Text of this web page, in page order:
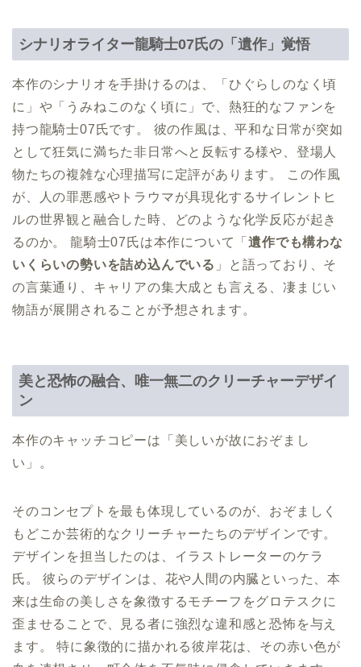
シナリオライター龍騎士07氏の「遺作」覚悟
本作のシナリオを手掛けるのは、「ひぐらしのなく頃
に」や「うみねこのなく頃に」で、熱狂的なファンを
持つ龍騎士07氏です。 彼の作風は、平和な日常が突如
として狂気に満ちた非日常へと反転する様や、登場人
物たちの複雑な心理描写に定評があります。 この作風
が、人の罪悪感やトラウマが具現化するサイレントヒ
ルの世界観と融合した時、どのような化学反応が起き
るのか。 龍騎士07氏は本作について「遺作でも構わな
いくらいの勢いを詰め込んでいる 」と語っており、そ
の言葉通り、キャリアの集大成とも言える、凄まじい
物語が展開されることが予想されます。
美と恐怖の融合、唯一無二のクリーチャーデザイ
ン
本作のキャッチコピーは「美しいが故におぞまし
い」。
そのコンセプトを最も体現しているのが、おぞましく
もどこか芸術的なクリーチャーたちのデザインです。
デザインを担当したのは、イラストレーターのケラ
氏。 彼らのデザインは、花や人間の内臓といった、本
来は生命の美しさを象徴するモチーフをグロテスクに
歪ませることで、見る者に強烈な違和感と恐怖を与え
ます。 特に象徴的に描かれる彼岸花は、その赤い色が